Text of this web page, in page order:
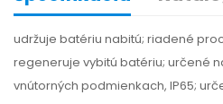
udržuje batériu nabitú; riadené
regeneruje vybitú batériu; určené
vnútorných podmienkach, IP65;